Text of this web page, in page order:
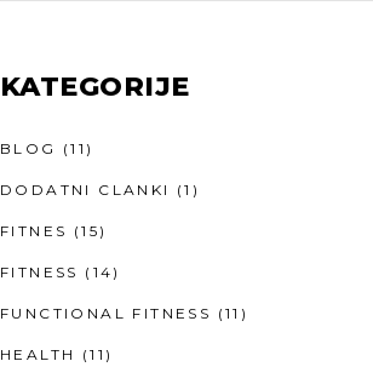
KATEGORIJE
BLOG (11)
DODATNI CLANKI (1)
FITNES (15)
FITNESS (14)
FUNCTIONAL FITNESS (11)
HEALTH (11)